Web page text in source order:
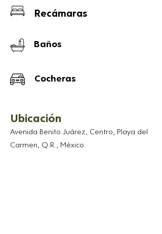
Recámaras
Baños
Cocheras
Ubicación
Avenida Benito Juárez, Centro, Playa del
Carmen, Q.R., México